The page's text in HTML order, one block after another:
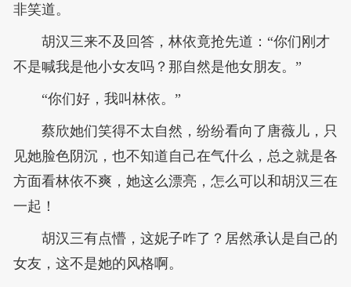
非笑道。
胡汉三来不及回答，林依竟抢先道：“你们刚才
不是喊我是他小女友吗？那自然是他女朋友。”
“你们好，我叫林依。”
蔡欣她们笑得不太自然，纷纷看向了唐薇儿，只
见她脸色阴沉，也不知道自己在气什么，总之就是各
方面看林依不爽，她这么漂亮，怎么可以和胡汉三在
一起！
胡汉三有点懵，这妮子咋了？居然承认是自己的
女友，这不是她的风格啊。